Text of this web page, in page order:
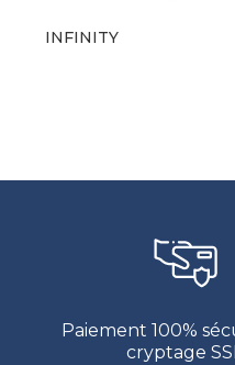
INFINITY
Paiement 100%
cryptage